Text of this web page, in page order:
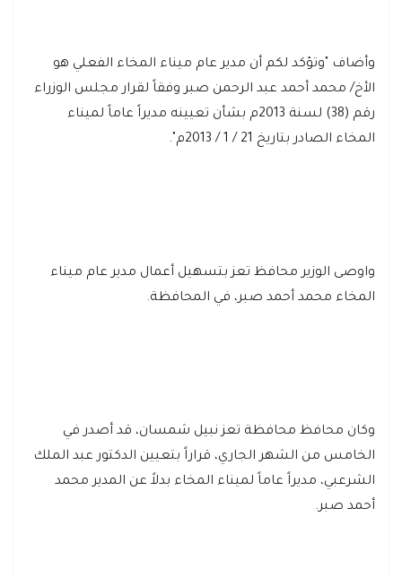
وأضاف "وتؤكد لكم أن مدير عام ميناء المخاء الفعلي هو
الأخ/ محمد أحمد عبد الرحمن صبر وفقاً لقرار مجلس الوزراء
رقم (38) لسنة 2013م بشأن تعيينه مديراً عاماً لميناء
المخاء الصادر بتاريخ 21 / 1 / 2013م".
واوصى الوزير محافظ تعز بتسهيل أعمال مدير عام ميناء
المخاء محمد أحمد صبر، في المحافظة.
وكان محافظ محافظة تعز نبيل شمسان، قد أصدر في
الخامس من الشهر الجاري، قراراً بتعيين الدكتور عبد الملك
الشرعبي، مديراً عاماً لميناء المخاء بدلاً عن المدير محمد
أحمد صبر.